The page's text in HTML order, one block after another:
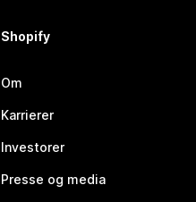
Shopify
Om
Karrierer
Investorer
Presse og media